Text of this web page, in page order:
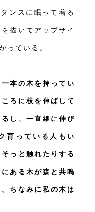
ンスに眠って着る
描いてアップサイ
っている。
本の木を持ってい
ろに枝を伸ばして
し、一直線に伸び
育っている人もい
っと触れたりする
ある木が森と共鳴
ちなみに私の木は